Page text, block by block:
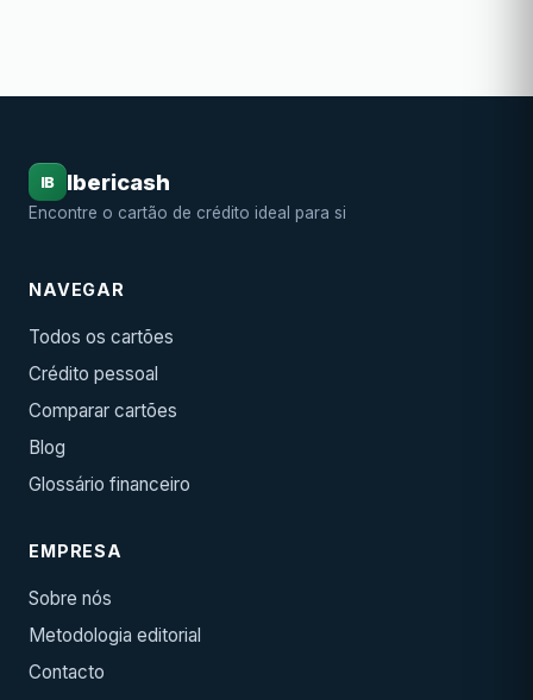
IB Ibericash
Encontre o cartão de crédito ideal para si
NAVEGAR
Todos os cartões
Crédito pessoal
Comparar cartões
Blog
Glossário financeiro
EMPRESA
Sobre nós
Metodologia editorial
Contacto